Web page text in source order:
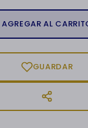
AGREGAR AL
GUARDAR